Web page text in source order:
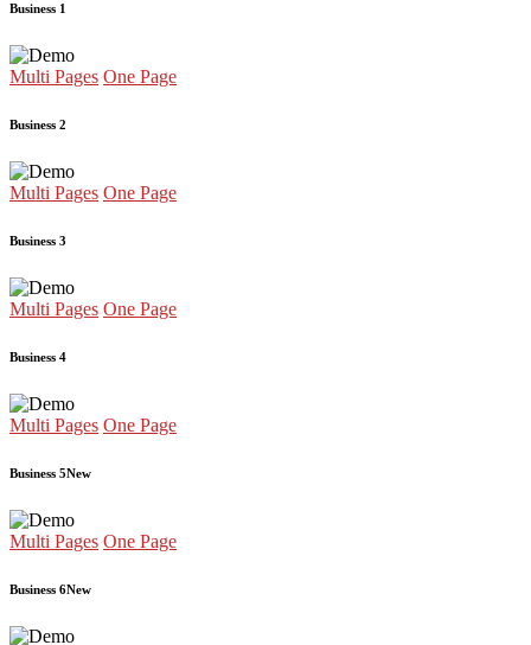
Business 1
Multi Pages One Page
Business 2
Multi Pages One Page
Business 3
Multi Pages One Page
Business 4
Multi Pages One Page
Business 5New
Multi Pages One Page
Business 6New